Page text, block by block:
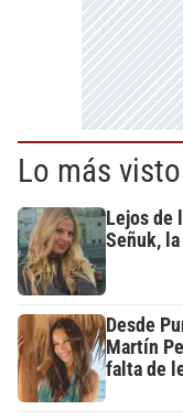
Lo más visto
Lejos de
Señuk,
Desde
Martín
falta de